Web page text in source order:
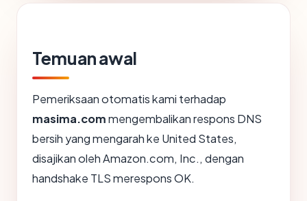
Temuan awal
Pemeriksaan otomatis kami terhadap
masima.commengembalikan respons DNS
bersih yang mengarah ke United States,
disajikan oleh Amazon.com, Inc., dengan
handshake TLS merespons OK.